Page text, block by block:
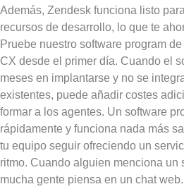
Además, Zendesk funciona listo
recursos de desarrollo, lo que te
Pruebe nuestro software program
CX desde el primer día. Cuando el
meses en implantarse y no se
existentes, puede añadir costes
formar a los agentes. Un software
rápidamente y funciona nada más
tu equipo seguir ofreciendo un
ritmo. Cuando alguien menciona un
mucha gente piensa en un chat